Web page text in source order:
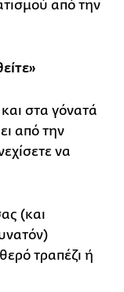
από την
στα γόνατά
από την
να
(και
τραπέζι ή